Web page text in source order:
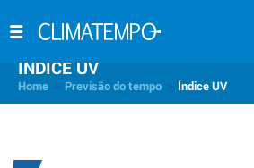
INDICE UV
Home Previsão do tempo Índice UV